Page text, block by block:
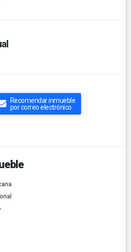
Recomendar inmueble
por correo electrónico